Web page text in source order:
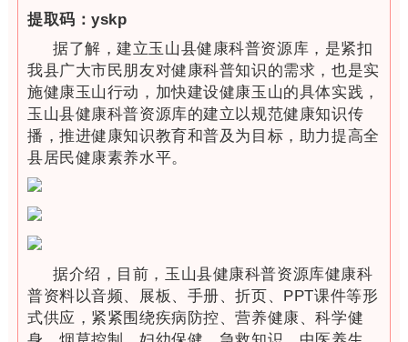
提取码：yskp
据了解，建立玉山县健康科普资源库，是紧扣
我县广大市民朋友对健康科普知识的需求，也是实
施健康玉山行动，加快建设健康玉山的具体实践，
玉山县健康科普资源库的建立以规范健康知识传
播，推进健康知识教育和普及为目标，助力提高全
县居民健康素养水平。
据介绍，目前，玉山县健康科普资源库健康科
普资料以音频、展板、手册、折页、PPT课件等形
式供应，紧紧围绕疾病防控、营养健康、科学健